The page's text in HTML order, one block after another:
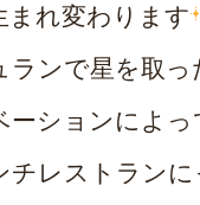
れ変わります
ランで星を取
ーションによ
チレストランに